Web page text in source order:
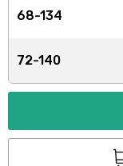
68-134
72-140